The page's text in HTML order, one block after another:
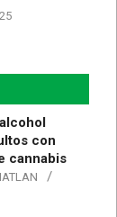
con
cannabis